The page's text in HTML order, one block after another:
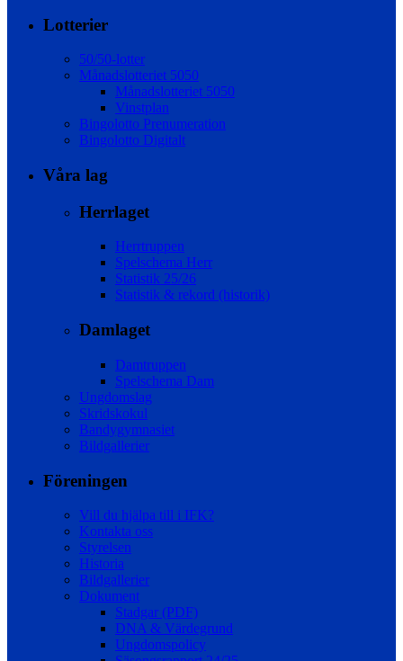
Lotterier
50/50-lotter
Månadslotteriet 5050
Månadslotteriet 5050
Vinstplan
Bingolotto Prenumeration
Bingolotto Digitalt
Våra lag
Herrlaget
Herrtruppen
Spelschema Herr
Statistik 25/26
Statistik & rekord (historik)
Damlaget
Damtruppen
Spelschema Dam
Ungdomslag
Skridskokul
Bandygymnasiet
Bildgallerier
Föreningen
Vill du hjälpa till i IFK?
Kontakta oss
Styrelsen
Historia
Bildgallerier
Dokument
Stadgar (PDF)
DNA & Värdegrund
Ungdomspolicy